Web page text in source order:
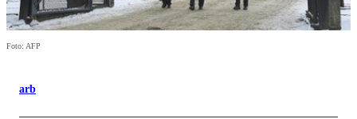
Foto: AFP
arb